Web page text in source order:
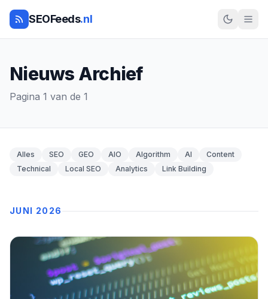
SEOFeeds.nl
Nieuws Archief
Pagina 1 van de 1
Alles SEO GEO AIO Algorithm AI
Content
Technical
Local SEO Analytics Link Building
JUNI 2026